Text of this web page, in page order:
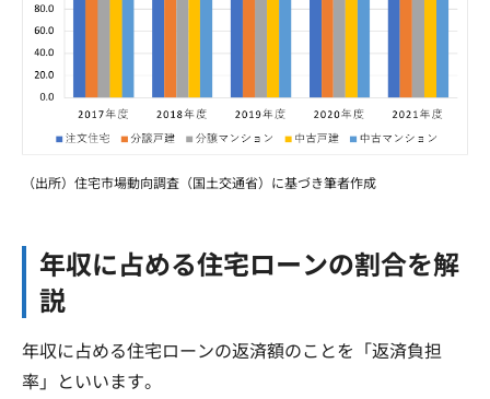
（出所）住宅市場動向調査（国土交通省）に基づき筆者作成
年収に占める住宅ローンの割合を解
説
年収に占める住宅ローンの返済額のことを「返済負担
率」といいます。